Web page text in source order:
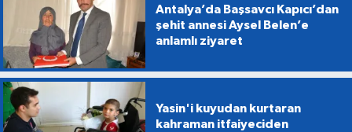
Antalya’da Başsavcı Kapıcı’dan
şehit annesi Aysel Belen’e
anlamlı ziyaret
Yasin'i kuyudan kurtaran
kahraman itfaiyeciden